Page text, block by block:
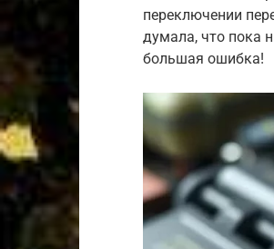
переключении
думала, что пока
большая ошибка!